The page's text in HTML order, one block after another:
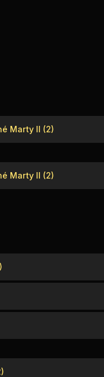
Marty II (2)
Marty II (2)